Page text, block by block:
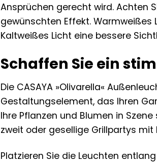
Ansprüchen gerecht wird. Achten
gewünschten Effekt.
Kaltweißes Licht eine bessere
Schaffen Sie ein
Die CASAYA »Olivarella«
Gestaltungselement, das Ihren
Ihre Pflanzen und Blumen in
zweit oder gesellige Grillpartys
Platzieren Sie die Leuchten